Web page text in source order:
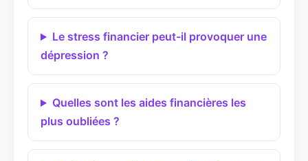
Le stress financier peut-il provoquer une
dépression ?
Quelles sont les aides financières les
plus oubliées ?